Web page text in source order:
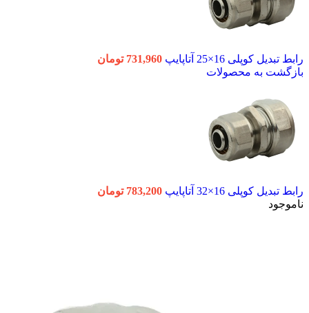
رابط تبدیل کوپلی 16×25 آتاپایپ 731,960 تومان
بازگشت به محصولات
رابط تبدیل کوپلی 16×32 آتاپایپ 783,200 تومان
ناموجود